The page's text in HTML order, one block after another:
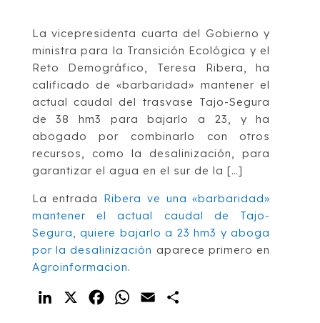
La vicepresidenta cuarta del Gobierno y
ministra para la Transición Ecológica y el
Reto Demográfico, Teresa Ribera, ha
calificado de «barbaridad» mantener el
actual caudal del trasvase Tajo-Segura
de 38 hm3 para bajarlo a 23, y ha
abogado por combinarlo con otros
recursos, como la desalinización, para
garantizar el agua en el sur de la […]
La entrada Ribera ve una «barbaridad»
mantener el actual caudal de Tajo-
Segura, quiere bajarlo a 23 hm3 y aboga
por la desalinización aparece primero en
Agroinformacion.
LinkedIn FacebookWhatsApp
Email